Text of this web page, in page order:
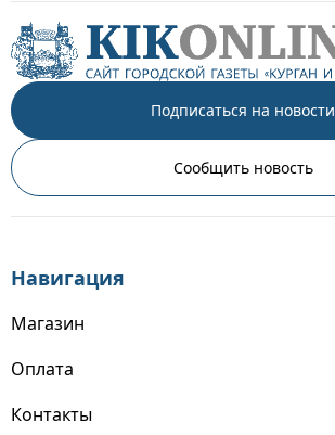
Подписаться на новости
Сообщить новость
Навигация
Магазин
Оплата
Контакты